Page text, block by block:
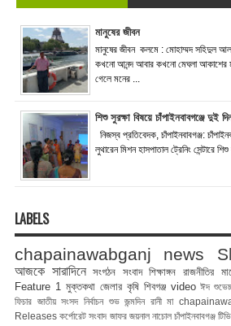
মানুষের জীবন
মানুষের জীবন কলমে : মোহাম্মদ সহিদুল
কখনো আনন্দ আবার কখনো মেঘলা আকাশের
গেলে মনের ...
শিশু সুরক্ষা বিষয়ে চাঁপাইনবাবগঞ্জে দুই
নিজস্ব প্রতিবেদক, চাঁপাইনবাবগঞ্জ:
লুথারেন মিশন হাসপাতাল ট্রেনিং সেন্টারে শিশু
LABELS
chapainawabganj news
আজকে সারাদিনে সংগঠন সংবাদ শিক্ষাঙ্গন রাজনীতির
Feature 1 মুক্তকথা জেলার কৃষি শিবগঞ্জ video ঈদ
ফিচার জাতীয় সংসদ নির্বাচন শুভ জন্মদিন রানী মা
Releases কর্পোরেট সংবাদ জাফর জয়নাল নাচোল চাঁপাইনবাবগঞ্জ টিভি